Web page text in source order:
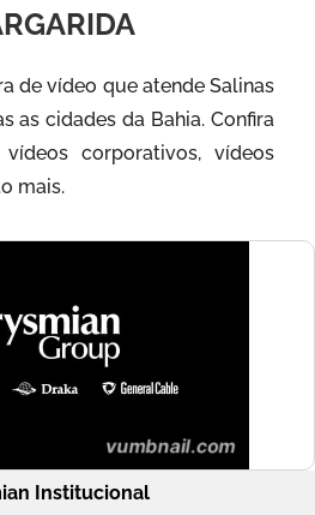
de vídeo que atende Salinas
as cidades da Bahia. Confira
corporativos, vídeos
mais.
Institucional